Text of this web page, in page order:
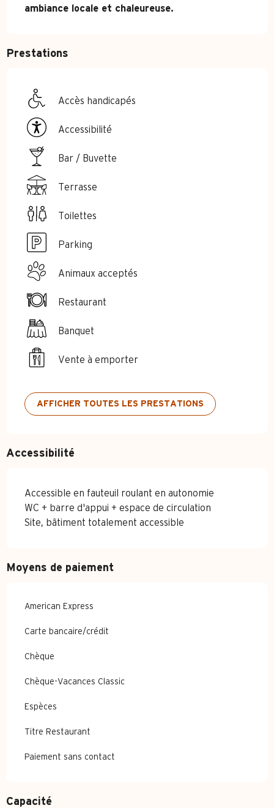
ambiance locale et chaleureuse.
Prestations
Accès handicapés
Accessibilité
Bar / Buvette
Terrasse
Toilettes
Parking
Animaux acceptés
Restaurant
Banquet
Vente à emporter
AFFICHER TOUTES LES PRESTATIONS
Accessibilité
Accessible en fauteuil roulant en autonomie
WC + barre d'appui + espace de circulation
Site, bâtiment totalement accessible
Moyens de paiement
American Express
Carte bancaire/crédit
Chèque
Chèque-Vacances Classic
Espèces
Titre Restaurant
Paiement sans contact
Capacité